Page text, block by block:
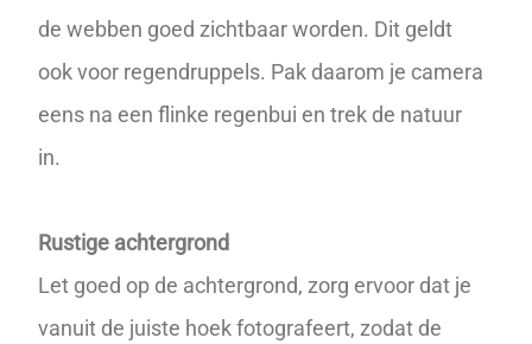
de webben goed zichtbaar worden. Dit geldt
ook voor regendruppels. Pak daarom je camera
eens na een flinke regenbui en trek de natuur
in.
Rustige achtergrond
Let goed op de achtergrond, zorg ervoor dat je
vanuit de juiste hoek fotografeert, zodat de